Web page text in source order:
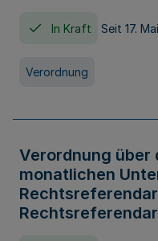
In Kraft Seit 17.
Verordnung
Verordnung über
monatlichen